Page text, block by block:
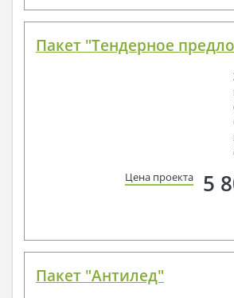
Пакет "Тендерное
Цена проекта 5
Пакет "Антилед"